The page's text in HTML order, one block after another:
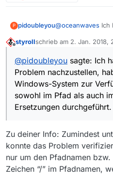
P pidoubleyou@oceanwaves Ich
Windows-System
Ersetzungen
Ich verwende für
Wie sehen deine
styrollschrieb am 2. Jan. 2018,
zuletzt editiert von styroll
@pidoubleyou sagte: Ich
Problem nachzustellen,
Windows-System zur
sowohl im Pfad als auch
Ersetzungen durchgeführt.
Zu deiner Info: Zumindest
konnte das Problem
nur um den Pfadnamen
Zeichen “/” im Pfadnamen,